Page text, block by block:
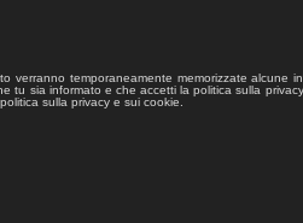
temporaneamente memorizzate alcune
tu sia informato e che accetti la politica sulla
sulla privacy e sui cookie.